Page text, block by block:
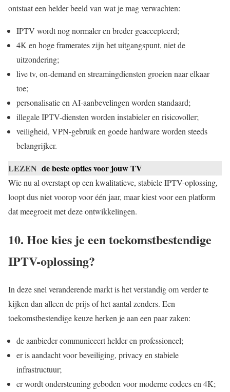
ontstaat een helder beeld van wat je mag verwachten:
IPTV wordt nog normaler en breder geaccepteerd;
4K en hoge framerates zijn het uitgangspunt, niet de
uitzondering;
live tv, on-demand en streamingdiensten groeien naar elkaar
toe;
personalisatie en AI-aanbevelingen worden standaard;
illegale IPTV-diensten worden instabieler en risicovoller;
veiligheid, VPN-gebruik en goede hardware worden steeds
belangrijker.
LEZEN de beste opties voor jouw TV
Wie nu al overstapt op een kwalitatieve, stabiele IPTV-oplossing,
loopt dus niet voorop voor één jaar, maar kiest voor een platform
dat meegroeit met deze ontwikkelingen.
10. Hoe kies je een toekomstbestendige
IPTV-oplossing?
In deze snel veranderende markt is het verstandig om verder te
kijken dan alleen de prijs of het aantal zenders. Een
toekomstbestendige keuze herken je aan een paar zaken:
de aanbieder communiceert helder en professioneel;
er is aandacht voor beveiliging, privacy en stabiele
infrastructuur;
er wordt ondersteuning geboden voor moderne codecs en 4K;